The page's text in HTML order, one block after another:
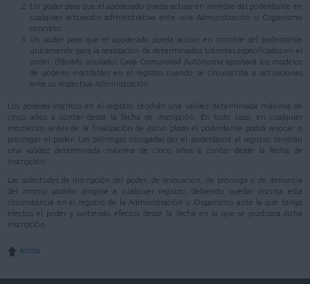
Un poder para que el apoderado pueda actuar en nombre del poderdante en
cualquier actuación administrativa ante una Administración u Organismo
concreto.
Un poder para que el apoderado pueda actuar en nombre del poderdante
únicamente para la realización de determinados trámites especificados en el
poder. (Párrafo anulado) Cada Comunidad Autónoma aprobará los modelos
de poderes inscribibles en el registro cuando se circunscriba a actuaciones
ante su respectiva Administración
Los poderes inscritos en el registro tendrán una validez determinada máxima de
cinco años a contar desde la fecha de inscripción. En todo caso, en cualquier
momento antes de la finalización de dicho plazo el poderdante podrá revocar o
prorrogar el poder. Las prórrogas otorgadas por el poderdante al registro tendrán
una validez determinada máxima de cinco años a contar desde la fecha de
inscripción.
Las solicitudes de inscripción del poder, de revocación, de prórroga o de denuncia
del mismo podrán dirigirse a cualquier registro, debiendo quedar inscrita esta
circunstancia en el registro de la Administración u Organismo ante la que tenga
efectos el poder y surtiendo efectos desde la fecha en la que se produzca dicha
inscripción.
Arriba